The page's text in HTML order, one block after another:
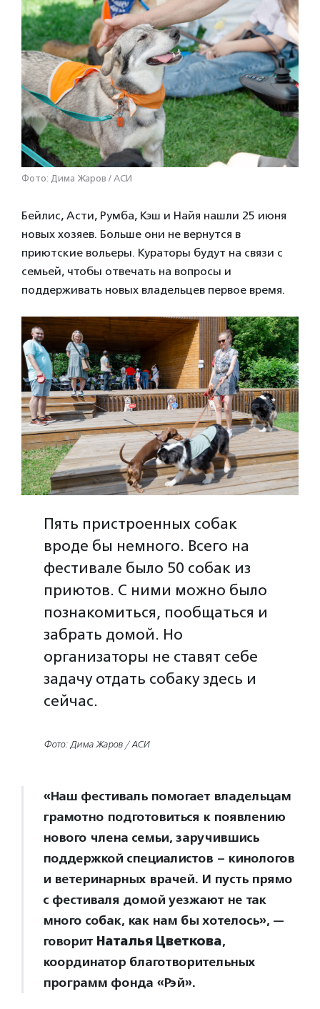
Фото: Дима Жаров / АСИ
Бейлис, Асти, Румба, Кэш и Найя нашли 25 июня
новых хозяев. Больше они не вернутся в
приютские вольеры. Кураторы будут на связи с
семьей, чтобы отвечать на вопросы и
поддерживать новых владельцев первое время.
Пять пристроенных собак
вроде бы немного. Всего на
фестивале было 50 собак из
приютов. С ними можно было
познакомиться, пообщаться и
забрать домой. Но
организаторы не ставят себе
задачу отдать собаку здесь и
сейчас.
Фото: Дима Жаров / АСИ
«Наш фестиваль помогает владельцам
грамотно подготовиться к появлению
нового члена семьи, заручившись
поддержкой специалистов – кинологов
и ветеринарных врачей. И пусть прямо
с фестиваля домой уезжают не так
много собак, как нам бы хотелось», —
говорит Наталья Цветкова,
координатор благотворительных
программ фонда «Рэй».